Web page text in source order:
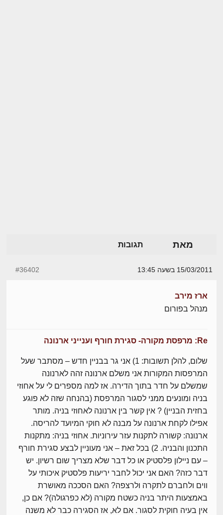
מאת תגובות
15/03/2011 בשעה 13:45 #36402
ארז מירב
מנהל בפורום
Re: מרפסת מקורה- סגירת חורף וענייני ארנונה
שלום, להלן תשובות: 1) אני גר בבניין חדש – מסתבר שעל
המרפסות המקורות אני משלם ארנונה זהה לארנונה
שמשלם על חדר בתוך הדירה. אז למה מספרים לי על אחוזי
בניה ומונעים ממני לסגור המרפסת (בהנחה שזה לא פוגע
בחזית הבניין) ? אין קשר בין ארנונה לאחוזי בניה. מותר
אפילו לקחת ארנונה על מבנה לא חוקי המיועד להריסה.
ארנונה: קשורה לתקנות עזר עירוניות. אחוזי בניה: מתקנות
התכנון והבניה. 2) בכל זאת – אני מעוניין לבצע סגירת חורף
– עם ניילון פלסטיק או כל דבר שלא מצריך שום רשיון. יש
דבר כזה? האם אני יכול לחבר יריעות פלסטיק איכותי על
ווים ולחברם לתקרה ולרצפה? האם הסככה מאושרת
באמצעות היתר בניה כשטח מקורה (לא כפרגולה)? אם כן,
אין בעיה חוקית לסגור. אם לא, אז הסגירה כבר לא משנה